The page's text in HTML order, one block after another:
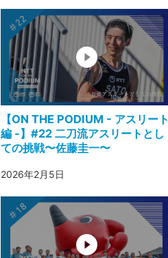
【ON THE PODIUM - アスリート
編 -】#22 二刀流アスリートとし
ての挑戦〜佐藤圭一〜
2026年2月5日